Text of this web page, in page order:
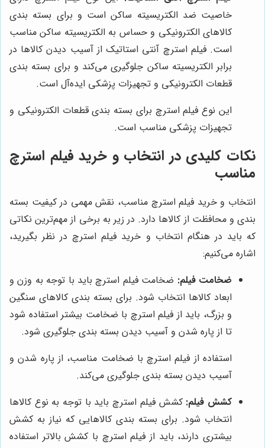
خاصیت ضد الکتریسیته ساکن است و برای بسته بندی
کالاهای الکترونیکی و حساس به الکتریسیته ساکن مناسب
است. فیلم استرچ آنتی استاتیک از آسیب دیدن کالاها در
برابر الکتریسیته ساکن جلوگیری می‌کند و برای بسته بندی
قطعات الکترونیکی و تجهیزات پزشکی ایده‌آل است.
این نوع فیلم استرچ برای بسته بندی قطعات الکترونیکی و
تجهیزات پزشکی مناسب است.
نکات کلیدی در انتخاب و خرید فیلم استرچ
مناسب
انتخاب و خرید فیلم استرچ مناسب، نقش مهمی در کیفیت بسته
بندی و محافظت از کالاها دارد. در زیر به برخی از مهم‌ترین نکاتی
که باید در هنگام انتخاب و خرید فیلم استرچ در نظر بگیرید،
اشاره می‌کنیم:
ضخامت فیلم: ضخامت فیلم استرچ باید با توجه به وزن و
ابعاد کالاها انتخاب شود. برای بسته بندی کالاهای سنگین
و بزرگ، باید از فیلم استرچ با ضخامت بیشتر استفاده شود
تا از پاره شدن و آسیب دیدن بسته بندی جلوگیری شود.
استفاده از فیلم استرچ با ضخامت مناسب، از پاره شدن و
آسیب دیدن بسته بندی جلوگیری می‌کند.
کشش فیلم: کشش فیلم استرچ باید با توجه به نوع کالاها
انتخاب شود. برای بسته بندی کالاهایی که نیاز به کشش
بیشتری دارند، باید از فیلم استرچ با کشش بالاتر استفاده